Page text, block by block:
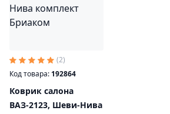
(2)
Код товара: 192864
Коврик салона
ВАЗ-2123, Шеви-Нива